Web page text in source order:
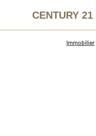
CENTURY 21
Immobilier